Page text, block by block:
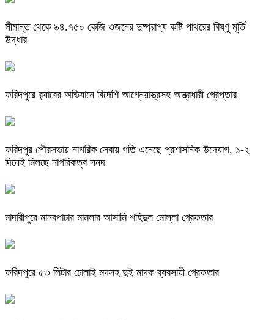
সীমান্ত থেকে ৯৪.৭৫০ কেজি ওজনের দুষ্প্রাপ্য কষ্টি পাথরের বিষ্ণু মূর্তি
উদ্ধার
ফরিদপুরে র‌্যাবের অভিযানে বিদেশি আগ্নেয়াস্ত্রসহ অস্ত্রধারী গ্রেপ্তার
ফরিদপুর পৌরসভায় নাগরিক সেবায় গতি এনেছে প্রশাসনিক উদ্যোগ, ১-২
দিনেই মিলছে নাগরিকত্ব সনদ
মাদারীপুরে মানবপাচার মামলার আসামি শহিদুল মোল্লা গ্রেফতার
ফরিদপুরে ৫৩ লিটার চোলাই মদসহ দুই মাদক ব্যবসায়ী গ্রেফতার